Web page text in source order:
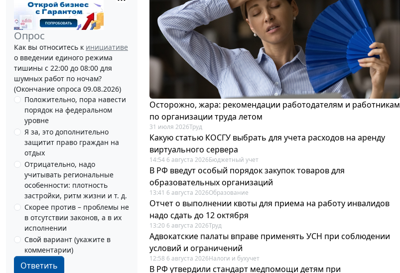
Опрос
Как вы относитесь к инициативе
о введении единого режима
тишины с 22:00 до 08:00 для
шумных работ по ночам?
(Окончание опроса 09.08.2026)
Положительно, пора навести
порядок на федеральном
уровне
Я за, это дополнительно
защитит право граждан на
отдых
Отрицательно, надо
учитывать региональные
особенности: плотность
застройки, ритм жизни и т. д.
Скорее против – проблемы не
в отсутствии законов, а в их
исполнении
Свой вариант (укажите в
комментарии)
Ответить
Осторожно, жара: рекомендации работодателям и работникам
по организации труда летом
31 июля 2026Труд
Какую статью КОСГУ выбрать для учета расходов на аренду
виртуального сервера
14:54 6 августа 2026Бюджетный учет
В РФ введут особый порядок закупок товаров для
образовательных организаций
13:41 6 августа 2026Образование
Отчет о выполнении квоты для приема на работу инвалидов
надо сдать до 12 октября
13:20 6 августа 2026Труд
Адвокатские палаты вправе применять УСН при соблюдении
условий и ограничений
12:58 6 августа 2026Налоги и бухучет
В РФ утвердили стандарт медпомощи детям при